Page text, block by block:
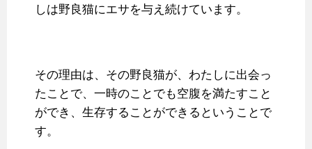
しは野良猫にエサを与え続けています。
その理由は、その野良猫が、わたしに出会っ
たことで、一時のことでも空腹を満たすこと
ができ、生存することができるということで
す。